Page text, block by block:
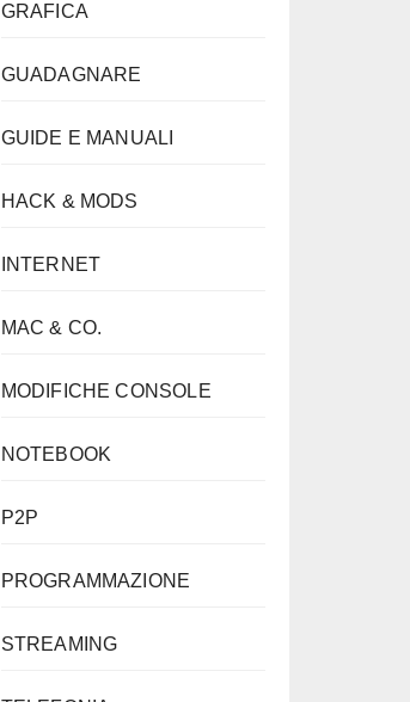
GRAFICA
GUADAGNARE
GUIDE E MANUALI
HACK & MODS
INTERNET
MAC & CO.
MODIFICHE CONSOLE
NOTEBOOK
P2P
PROGRAMMAZIONE
STREAMING